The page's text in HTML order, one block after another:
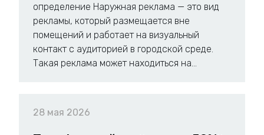
определение Наружная реклама — это вид
рекламы, который размещается вне
помещений и работает на визуальный
контакт с аудиторией в городской среде.
Такая реклама может находиться на...
28 мая 2026